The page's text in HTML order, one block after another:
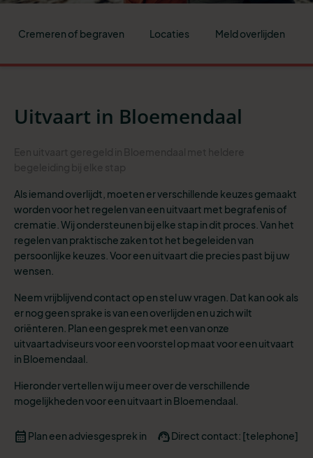
Cremeren of begraven Locaties Meld overlijden
Uitvaart in Bloemendaal
Als iemand overlijdt, moeten er verschillende keuzes gemaakt
worden voor het regelen van een uitvaart met begrafenis of
crematie. Wij ondersteunen bij elke stap in dit proces. Van het
regelen van praktische zaken tot het begeleiden van
persoonlijke keuzes. Voor een uitvaart die precies past bij uw
wensen.
Neem vrijblijvend contact op en stel uw vragen. Dat kan ook als
er nog geen sprake is van een overlijden en u zich wilt
oriënteren. Plan een gesprek met een van onze
uitvaartadviseurs voor een voorstel op maat voor een uitvaart
in Bloemendaal.
Hieronder vertellen wij u meer over de verschillende
mogelijkheden voor een uitvaart in Bloemendaal.
Plan een adviesgesprek in Direct contact: [telephone]